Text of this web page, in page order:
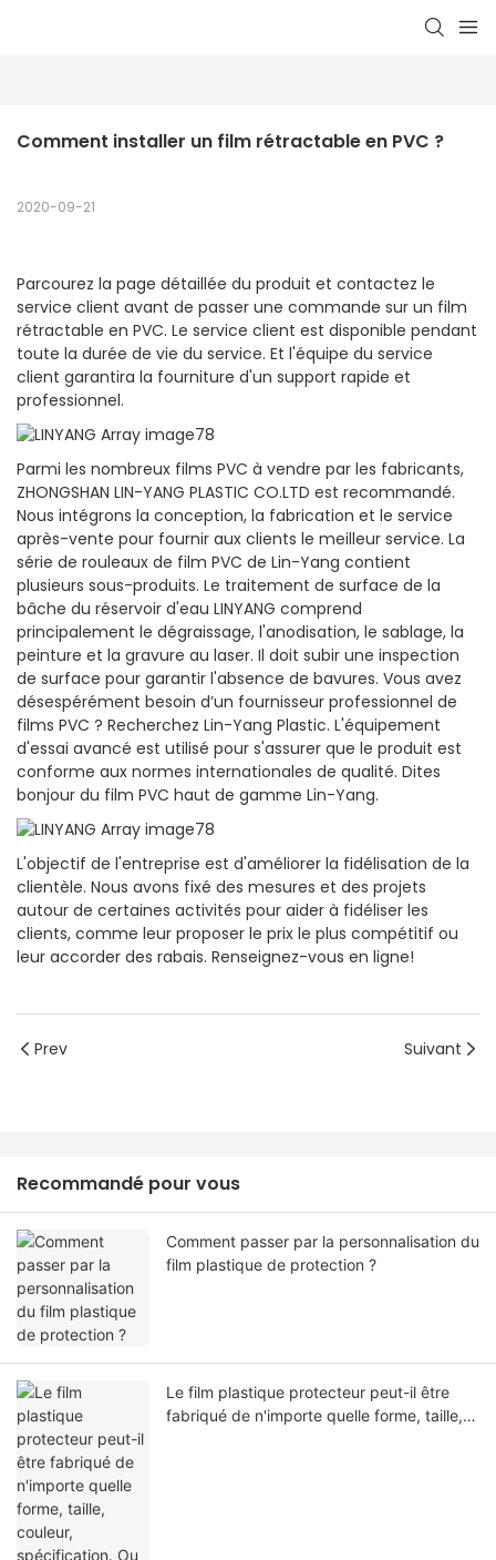
Comment installer un film rétractable en PVC ?
2020-09-21
Parcourez la page détaillée du produit et contactez le
service client avant de passer une commande sur un film
rétractable en PVC. Le service client est disponible pendant
toute la durée de vie du service. Et l'équipe du service
client garantira la fourniture d'un support rapide et
professionnel.
Parmi les nombreux films PVC à vendre par les fabricants,
ZHONGSHAN LIN-YANG PLASTIC CO.LTD est recommandé.
Nous intégrons la conception, la fabrication et le service
après-vente pour fournir aux clients le meilleur service. La
série de rouleaux de film PVC de Lin-Yang contient
plusieurs sous-produits. Le traitement de surface de la
bâche du réservoir d'eau LINYANG comprend
principalement le dégraissage, l'anodisation, le sablage, la
peinture et la gravure au laser. Il doit subir une inspection
de surface pour garantir l'absence de bavures. Vous avez
désespérément besoin d’un fournisseur professionnel de
films PVC ? Recherchez Lin-Yang Plastic. L'équipement
d'essai avancé est utilisé pour s'assurer que le produit est
conforme aux normes internationales de qualité. Dites
bonjour du film PVC haut de gamme Lin-Yang.
L'objectif de l'entreprise est d'améliorer la fidélisation de la
clientèle. Nous avons fixé des mesures et des projets
autour de certaines activités pour aider à fidéliser les
clients, comme leur proposer le prix le plus compétitif ou
leur accorder des rabais. Renseignez-vous en ligne!
Prev Suivant
Recommandé pour vous
Comment passer par la personnalisation du
film plastique de protection ?
Le film plastique protecteur peut-il être
fabriqué de n'importe quelle forme, taille,